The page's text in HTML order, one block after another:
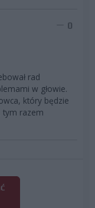
0
rad
w głowie.
który będzie
tym razem